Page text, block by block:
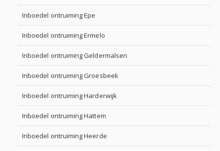
Inboedel ontruiming Epe
Inboedel ontruiming Ermelo
Inboedel ontruiming Geldermalsen
Inboedel ontruiming Groesbeek
Inboedel ontruiming Harderwijk
Inboedel ontruiming Hattem
Inboedel ontruiming Heerde